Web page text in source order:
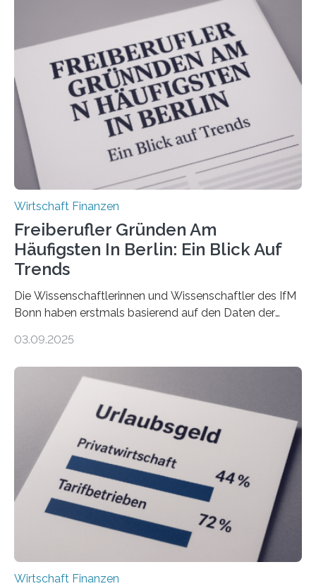
Bundesverbands Deutscher Versicherungskaufleute e.V.
durchgeführt haben. Die Studie basiert auf den
Antworten von 1.440 selbstständigen
Versicherungsvertreter*innen und -makler*innen. Ein
Ergebnis: Deutlich mehr als die Hälfte der Befragten ist
über 50 Jahre alt und wird in den nächsten Jahren eine
Nachfolgeregelung benötigen. Aber nur ein Drittel hat
bereits Regelungen…
Wirtschaft Finanzen
Freiberufler Gründen Am
Häufigsten In Berlin: Ein Blick Auf
Trends
Die Wissenschaftlerinnen und Wissenschaftler des IfM
Bonn haben erstmals basierend auf den Daten der
Landkreise mit den meisten Gründungen von
ist demnach Berlin. Betrachtet man nur die Gründungen
der Freiberuflerinnen, so liegt Leipzig an der Spitze. In
Berlin starteten in 2024 die meisten Personen in eine
eigene freiberufliche Existenz, dahinter folgten die
Städte Hamburg, München und Köln. Betrachtet man
hingegen die Existenzgründungsintensität – die Anzahl
der freiberuflichen Gründungen je…
03.09.2025
Wirtschaft Finanzen